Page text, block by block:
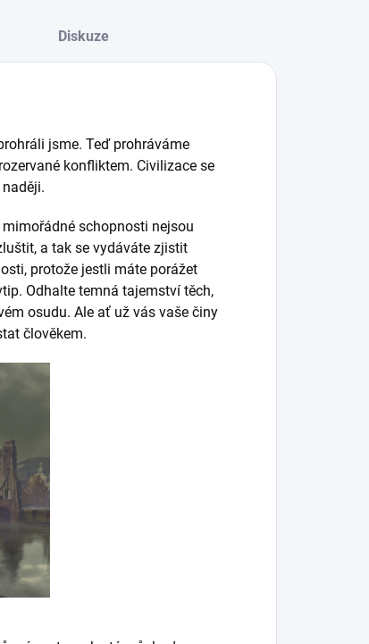
Diskuze
jsme. Teď prohráváme
konfliktem. Civilizace se
schopnosti nejsou
a tak se vydáváte zjistit
protože jestli máte porážet
Odhalte temná tajemství těch,
osudu. Ale ať už vás vaše činy
člověkem.